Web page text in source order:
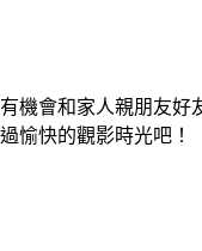
有機會和家人親朋友好
過愉快的觀影時光吧！